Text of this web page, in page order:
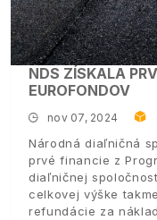
NDS ZÍSKALA
EUROFONDOV
nov 07, 2024
Národná diaľničná
prvé financie z
diaľničnej
celkovej výške
refundácie za